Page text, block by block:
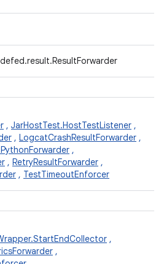
, JarHostTest.HostTestListener ,
, LogcatCrashResultForwarder ,
,
, RetryResultForwarder ,
, TestTimeoutEnforcer
,
,